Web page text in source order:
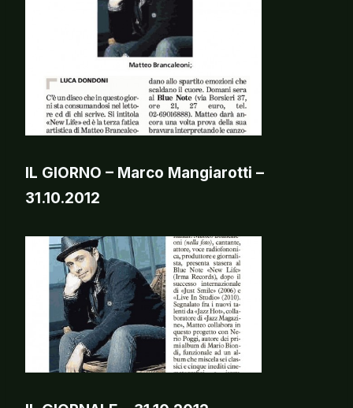
IL GIORNO – Marco Mangiarotti –
31.10.2012